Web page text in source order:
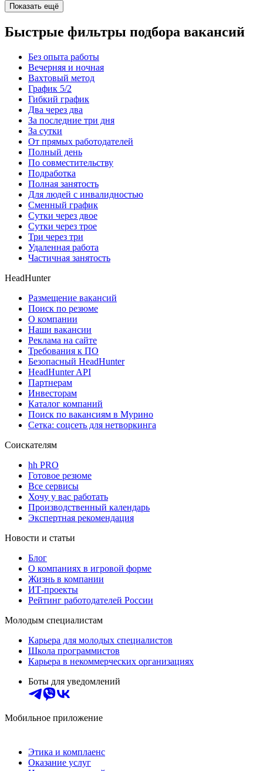
Показать ещё
Быстрые фильтры подбора вакансий
Без опыта работы
Вечерняя и ночная
Вахтовый метод
График 5/2
Гибкий график
Два через два
За последние три дня
За сутки
От прямых работодателей
Полный день
По совместительству
Подработка
Полная занятость
Для людей с инвалидностью
Сменный график
Сутки через двое
Сутки через трое
Три через три
Удаленная работа
Частичная занятость
HeadHunter
Размещение вакансий
Поиск по резюме
О компании
Наши вакансии
Реклама на сайте
Требования к ПО
Безопасный HeadHunter
HeadHunter API
Партнерам
Инвесторам
Каталог компаний
Поиск по вакансиям в Мурино
Сетка: соцсеть для нетворкинга
Соискателям
hh PRO
Готовое резюме
Все сервисы
Хочу у вас работать
Производственный календарь
Экспертная рекомендация
Новости и статьи
Блог
О компаниях в игровой форме
Жизнь в компании
ИТ-проекты
Рейтинг работодателей России
Молодым специалистам
Карьера для молодых специалистов
Школа программистов
Карьера в некоммерческих организациях
Боты для уведомлений
Мобильное приложение
Этика и комплаенс
Оказание услуг